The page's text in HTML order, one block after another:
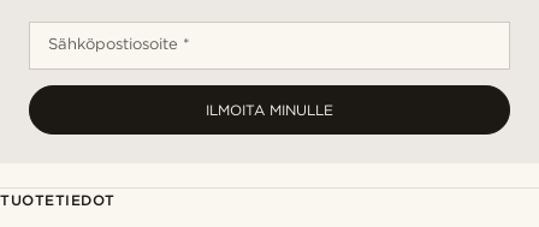
Sähköpostiosoite *
ILMOITA MINULLE
TUOTETIEDOT